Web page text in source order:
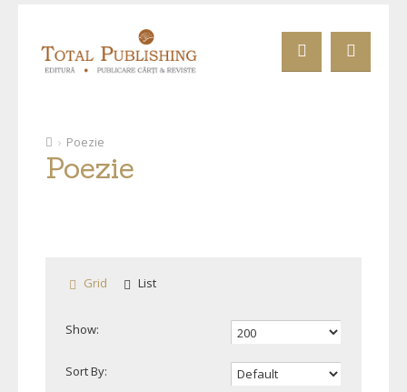
Poezie
Poezie
Grid List
Show:
Sort By: